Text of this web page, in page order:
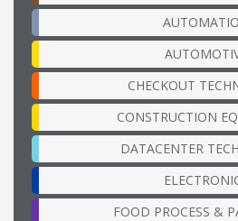
CHECKOUT
CONSTRUCTION
DATACENTER
FOOD PROCESS &